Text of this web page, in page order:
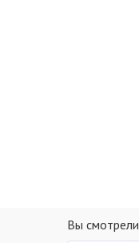
Вы смотрели